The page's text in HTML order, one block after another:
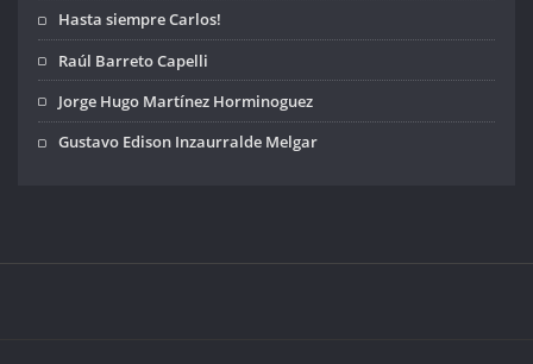
Hasta siempre Carlos!
Raúl Barreto Capelli
Jorge Hugo Martínez Horminoguez
Gustavo Edison Inzaurralde Melgar